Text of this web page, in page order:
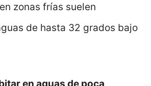
zonas frías suelen
de hasta 32 grados bajo